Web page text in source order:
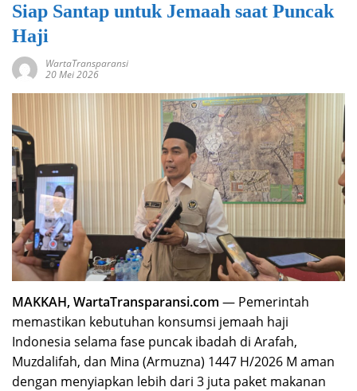
Siap Santap untuk Jemaah saat Puncak
Haji
WartaTransparansi
20 Mei 2026
MAKKAH, WartaTransparansi.com — Pemerintah
memastikan kebutuhan konsumsi jemaah haji
Indonesia selama fase puncak ibadah di Arafah,
Muzdalifah, dan Mina (Armuzna) 1447 H/2026 M aman
dengan menyiapkan lebih dari 3 juta paket makanan